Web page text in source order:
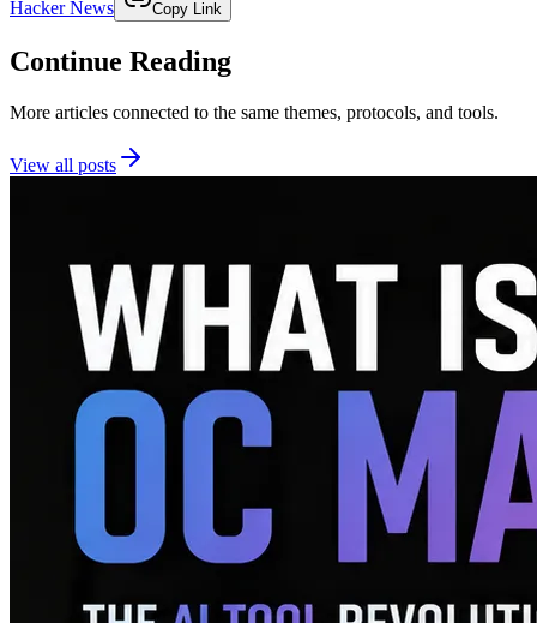
Hacker News Copy Link
Continue Reading
More articles connected to the same themes, protocols, and tools.
View all posts